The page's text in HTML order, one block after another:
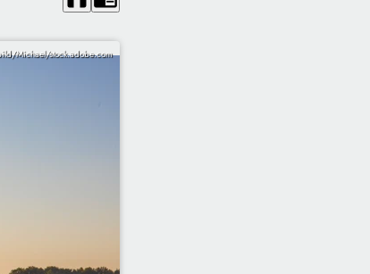
Michael/stock.adobe.com